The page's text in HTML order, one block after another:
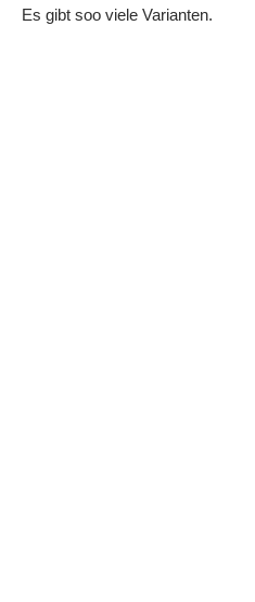
Es gibt soo viele Varianten.